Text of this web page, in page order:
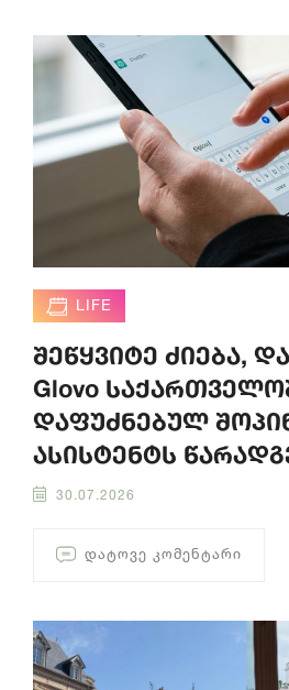
LIFE
შეწყვიტე ძიება,
Glovo
დაფუძნებულ
ასისტენტს
30.07.2026
ᲓᲐᲢᲝᲕᲔ ᲙᲝᲛᲔᲜᲢᲐᲠᲘ